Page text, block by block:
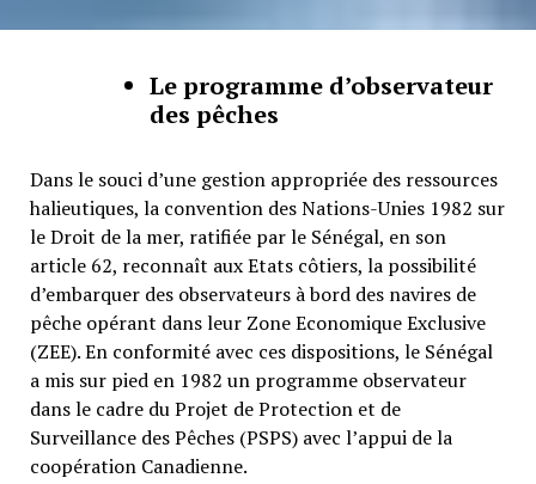
Le programme d’observateur
des pêches
Dans le souci d’une gestion appropriée des ressources
halieutiques, la convention des Nations-Unies 1982 sur
le Droit de la mer, ratifiée par le Sénégal, en son
article 62, reconnaît aux Etats côtiers, la possibilité
d’embarquer des observateurs à bord des navires de
pêche opérant dans leur Zone Economique Exclusive
(ZEE). En conformité avec ces dispositions, le Sénégal
a mis sur pied en 1982 un programme observateur
dans le cadre du Projet de Protection et de
Surveillance des Pêches (PSPS) avec l’appui de la
coopération Canadienne.